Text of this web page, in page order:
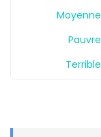
Moyenne
Pauvre
Terrible